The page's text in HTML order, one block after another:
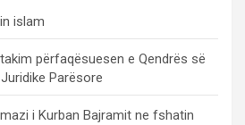
islam
përfaqësuesen e Qendrës së
Parësore
i Kurban Bajramit ne fshatin